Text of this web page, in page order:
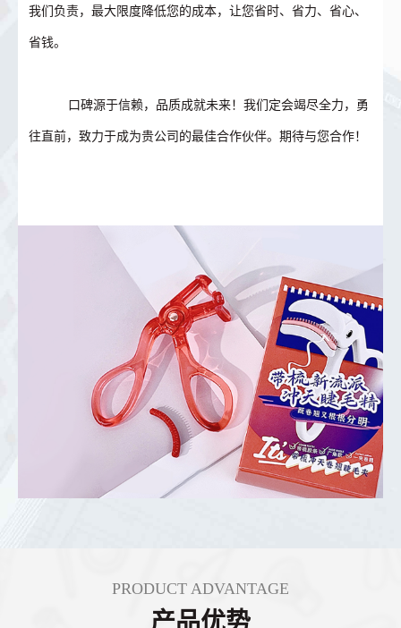
我们负责，最大限度降低您的成本，让您省时、省力、省心、
省钱。
口碑源于信赖，品质成就未来！我们定会竭尽全力，勇
往直前，致力于成为贵公司的最佳合作伙伴。期待与您合作！
PRODUCT ADVANTAGE
产品优势